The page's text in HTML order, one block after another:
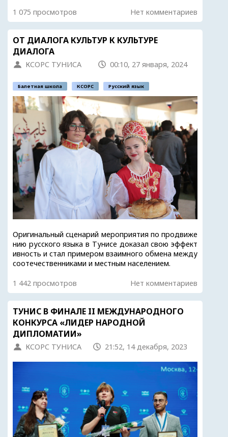
1 075 просмотров Нет комментариев
ОТ ДИАЛОГА КУЛЬТУР К КУЛЬТУРЕ
ДИАЛОГА
КСОРС ТУНИСА 00:10, 27 января, 2024
Балетная школа КСОРС Русский язык
Оригинальный сценарий мероприятия по продвиже
нию русского языка в Тунисе доказал свою эффект
ивность и стал примером взаимного обмена между
соотечественниками и местным населением.
1 442 просмотров Нет комментариев
ТУНИС В ФИНАЛЕ II МЕЖДУНАРОДНОГО
КОНКУРСА «ЛИДЕР НАРОДНОЙ
ДИПЛОМАТИИ»
КСОРС ТУНИСА 21:52, 14 декабря, 2023